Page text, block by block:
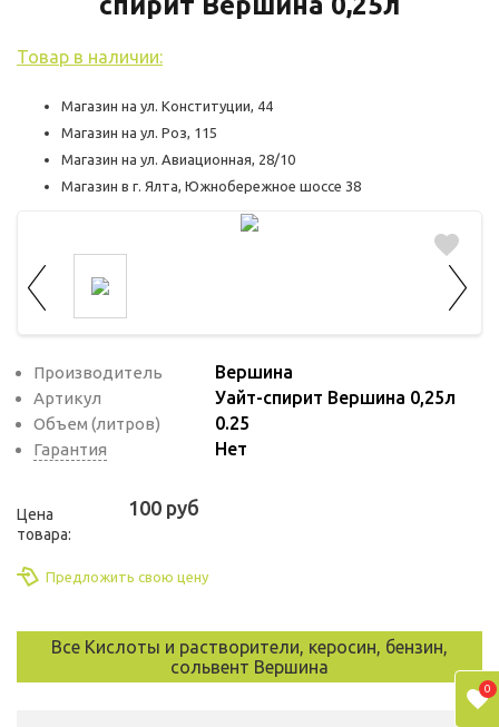
Товар в наличии:
Магазин на ул. Конституции, 44
Магазин на ул. Роз, 115
Магазин на ул. Авиационная, 28/10
Магазин в г. Ялта, Южнобережное шоссе 38
Производитель Вершина
Артикул Уайт-спирит Вершина 0,25л
Объем (литров) 0.25
Гарантия Нет
Цена
товара:
100 руб
Предложить свою цену
Все Кислоты и растворители, керосин, бензин,
сольвент Вершина
0
помогают понять, как используется сайт,
и сделать функционал сайта максимально
удобным для пользователей.
Рекламные файлы cookie используются
для целей маркетинга и улучшения
качества рекламы. Эти файлы cookie
помогают обеспечить максимально
высокую точность и ценность содержания
для пользователей сайта.